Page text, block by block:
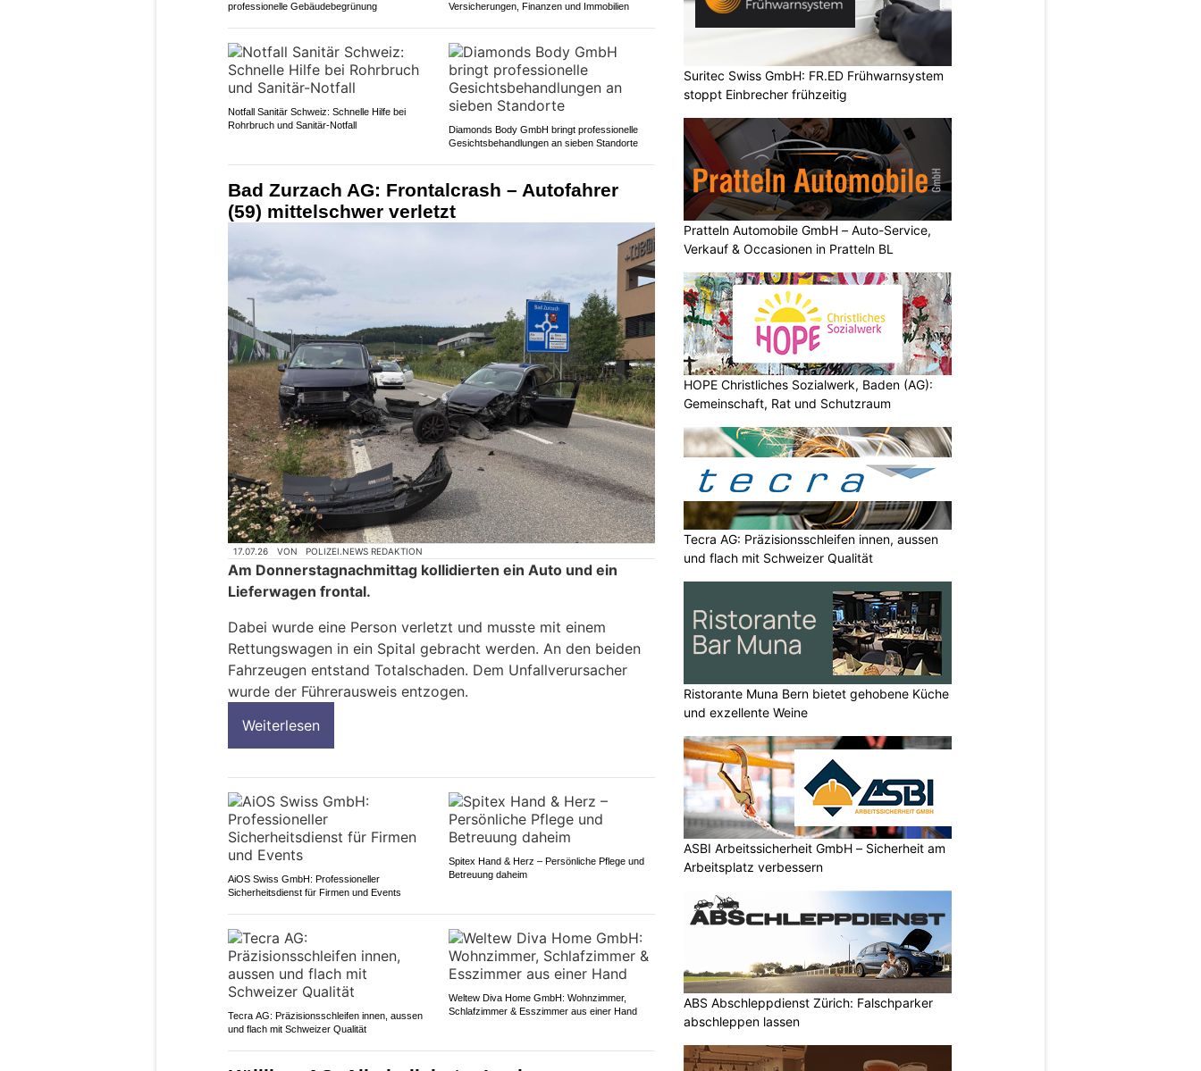
professionelle Gebäudebegrünung
Versicherungen, Finanzen und Immobilien
Notfall Sanitär Schweiz: Schnelle Hilfe bei
Rohrbruch und Sanitär-Notfall
Diamonds Body GmbH bringt professionelle
Gesichtsbehandlungen an sieben Standorte
Bad Zurzach AG: Frontalcrash – Autofahrer
(59) mittelschwer verletzt
17.07.26 VON POLIZEI.NEWS REDAKTION
Am Donnerstagnachmittag kollidierten ein Auto und ein
Lieferwagen frontal.
Dabei wurde eine Person verletzt und musste mit einem
Rettungswagen in ein Spital gebracht werden. An den beiden
Fahrzeugen entstand Totalschaden. Dem Unfallverursacher
wurde der Führerausweis entzogen.
Weiterlesen
AiOS Swiss GmbH: Professioneller
Sicherheitsdienst für Firmen und Events
Spitex Hand & Herz – Persönliche Pflege und
Betreuung daheim
Tecra AG: Präzisionsschleifen innen, aussen
und flach mit Schweizer Qualität
Weltew Diva Home GmbH: Wohnzimmer,
Schlafzimmer & Esszimmer aus einer Hand
Suritec Swiss GmbH: FR.ED Frühwarnsystem
stoppt Einbrecher frühzeitig
Pratteln Automobile GmbH – Auto-Service,
Verkauf & Occasionen in Pratteln BL
HOPE Christliches Sozialwerk, Baden (AG):
Gemeinschaft, Rat und Schutzraum
Tecra AG: Präzisionsschleifen innen, aussen
und flach mit Schweizer Qualität
Ristorante Muna Bern bietet gehobene Küche
und exzellente Weine
ASBI Arbeitssicherheit GmbH – Sicherheit am
Arbeitsplatz verbessern
ABS Abschleppdienst Zürich: Falschparker
abschleppen lassen